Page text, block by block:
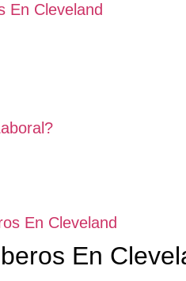
En Cleveland
En Cleveland
En